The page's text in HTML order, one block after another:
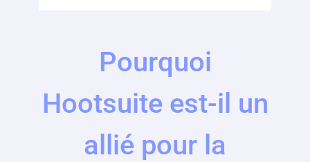
Pourquoi
Hootsuite est-il un
allié pour la